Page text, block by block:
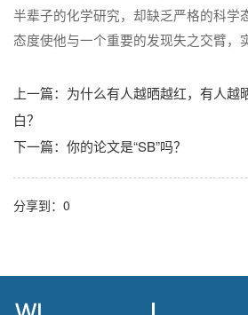
半辈子的化学研究，却缺乏严格的科学
态度使他与一个重要的发现失之交臂，
上一篇： 为什么有人越晒越红，有人越
白？
下一篇： 你的论文是“SB”吗？
分享到： 0